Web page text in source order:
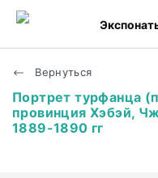
Вернуться
Портрет турфанца
провинция Хэбэй,
1889-1890 гг